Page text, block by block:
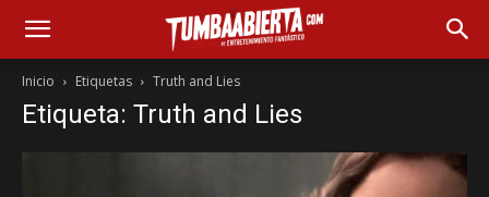
Inicio Etiquetas Truth and Lies
Etiqueta: Truth and Lies